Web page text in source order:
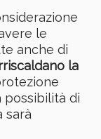
le
anche di
la
possibilità di
sarà